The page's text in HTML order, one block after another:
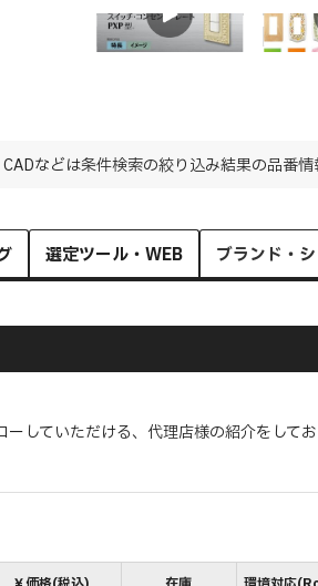
特長 イメージ
などは条件検索の絞り込み結果の品番情
選定ツール・WEB ブランド・
していただける、代理店様の紹介をして